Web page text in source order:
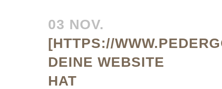
03 NOV.
[HTTPS://
DEINE WEBSITE
HAT